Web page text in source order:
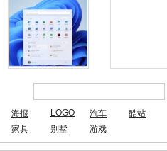
海报 LOGO 汽车 酷站
家具
别墅 游戏